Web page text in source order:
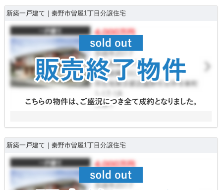
新築一戸建て｜秦野市曽屋1丁目分譲住宅
新築一戸建て｜秦野市曽屋1丁目分譲住宅